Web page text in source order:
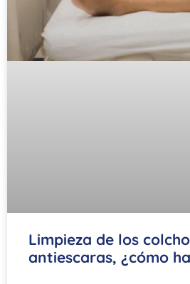
Limpieza de los
antiescaras, ¿cómo